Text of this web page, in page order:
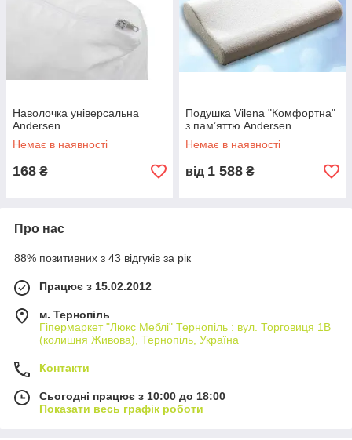
Наволочка універсальна
Andersen
Немає в наявності
168 ₴
Подушка Vilena "Комфортна"
з пам’яттю Andersen
Немає в наявності
від 1 588 ₴
Про нас
88% позитивних з 43 відгуків за рік
Працює з 15.02.2012
м. Тернопіль
Гіпермаркет "Люкс Меблі" Тернопіль : вул. Торговиця 1В
(колишня Живова), Тернопіль, Україна
Контакти
Сьогодні працює з 10:00 до 18:00
Показати весь графік роботи